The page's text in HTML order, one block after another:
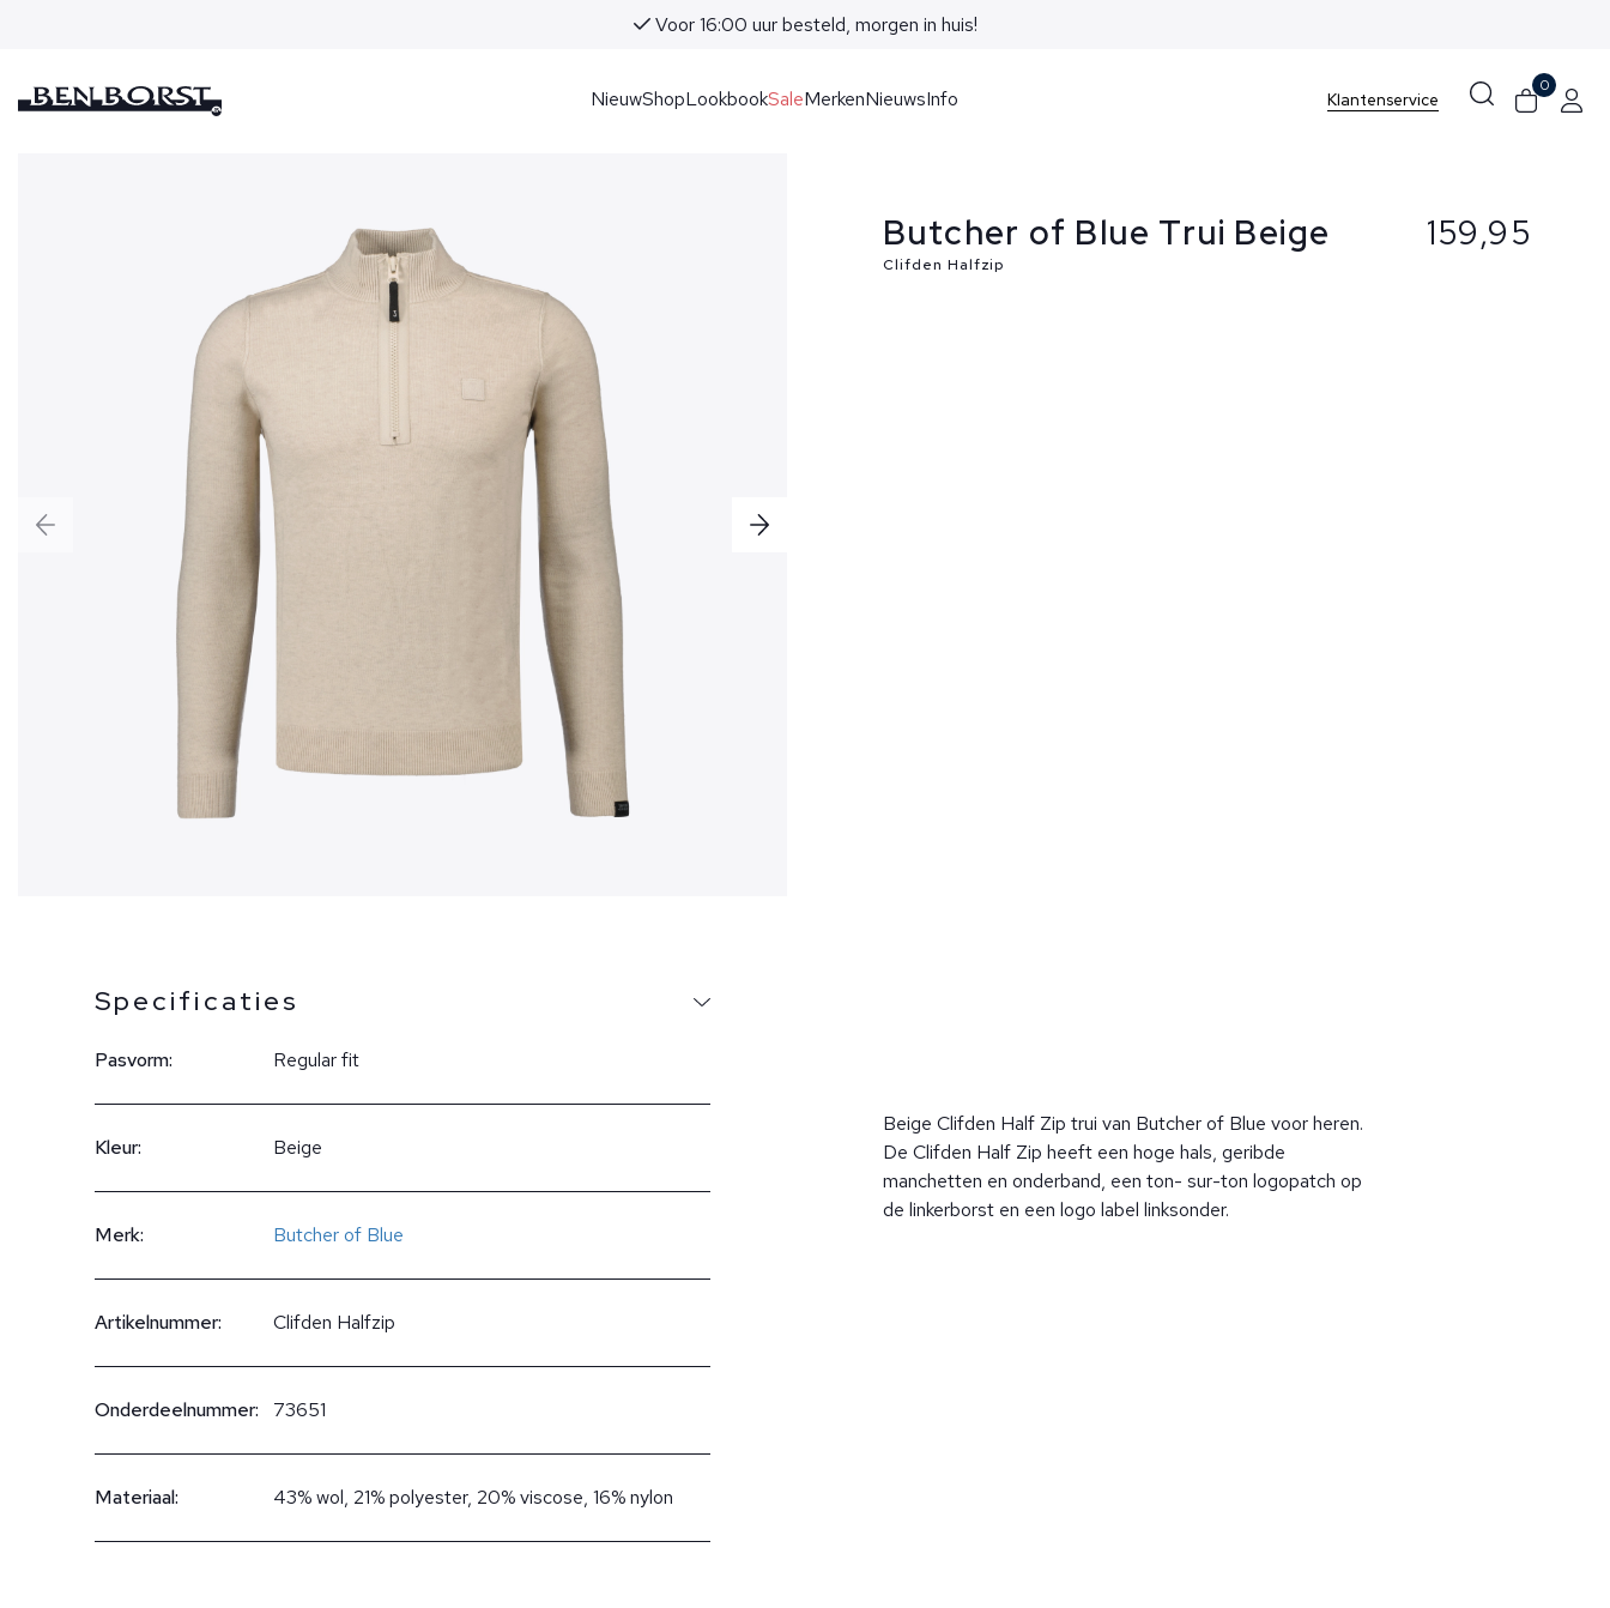
Voor 16:00 uur besteld, morgen in huis!
NieuwShopLookbookSaleMerkenNieuwsInfo Klantenservice
0
Specificaties
Pasvorm: Regular fit
Kleur: Beige
Merk: Butcher of Blue
Artikelnummer: Clifden Halfzip
Onderdeelnummer: 73651
Materiaal: 43% wol, 21% polyester, 20% viscose, 16% nylon
Butcher of Blue Trui Beige
Clifden Halfzip
Beige Clifden Half Zip trui van Butcher of Blue voor heren.
De Clifden Half Zip heeft een hoge hals, geribde
manchetten en onderband, een ton- sur-ton logopatch op
de linkerborst en een logo label linksonder.
159,95